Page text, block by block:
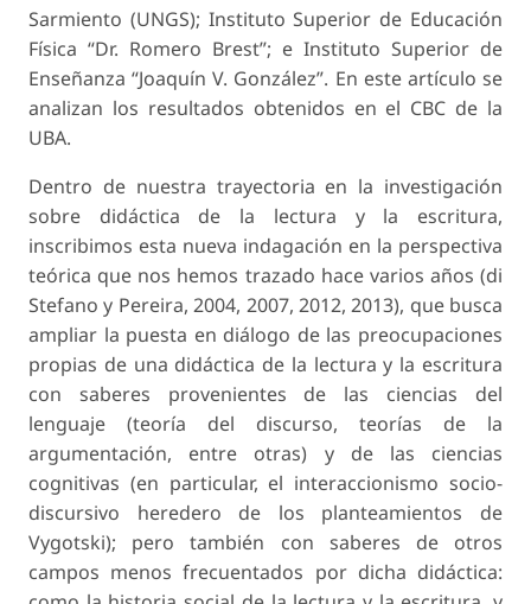
Sarmiento (UNGS); Instituto Superior de Educación
Física “Dr. Romero Brest”; e Instituto Superior de
Enseñanza “Joaquín V. González”. En este artículo se
analizan los resultados obtenidos en el CBC de la
UBA.
Dentro de nuestra trayectoria en la investigación
sobre didáctica de la lectura y la escritura,
inscribimos esta nueva indagación en la perspectiva
teórica que nos hemos trazado hace varios años (di
Stefano y Pereira, 2004, 2007, 2012, 2013), que busca
ampliar la puesta en diálogo de las preocupaciones
propias de una didáctica de la lectura y la escritura
con saberes provenientes de las ciencias del
lenguaje (teoría del discurso, teorías de la
argumentación, entre otras) y de las ciencias
cognitivas (en particular, el interaccionismo socio-
discursivo heredero de los planteamientos de
Vygotski); pero también con saberes de otros
campos menos frecuentados por dicha didáctica: